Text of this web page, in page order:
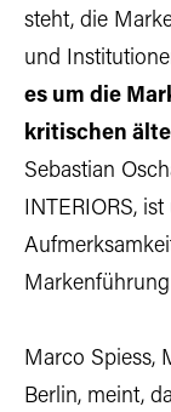
steht, die
und
es um die
kritischen
Sebastian
INTERIORS,
Marco Spiess,
Berlin, meint,